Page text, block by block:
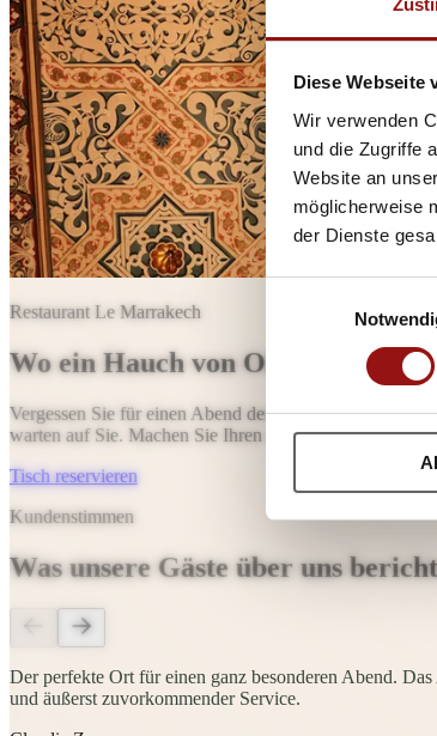
Diese Webseite
Wir verwenden
und die Zugriffe
Website an
möglicherweise
der Dienste
Restaurant Le Marrakech
Wo ein Hauch von Orient auf
Vergessen Sie für einen Abend den Alltag und erleben
warten auf Sie. Machen Sie Ihren Abend im „Le
Tisch reservieren
Kundenstimmen
Was unsere Gäste über uns
Der perfekte Ort für einen ganz besonderen Abend.
und äußerst zuvorkommender Service.